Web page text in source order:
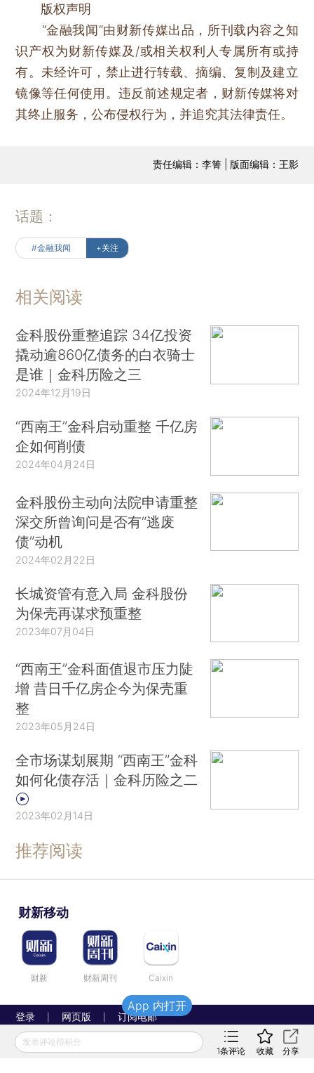
版权声明
“金融我闻”由财新传媒出品，所刊载内容之知
识产权为财新传媒及/或相关权利人专属所有或持
有。未经许可，禁止进行转载、摘编、复制及建立
镜像等任何使用。违反前述规定者，财新传媒将对
其终止服务，公布侵权行为，并追究其法律责任。
责任编辑：李箐 | 版面编辑：王影
话题：
#金融我闻 +关注
相关阅读
金科股份重整追踪 34亿投资
撬动逾860亿债务的白衣骑士
是谁｜金科历险之三
2024年12月19日
“西南王”金科启动重整 千亿房
企如何削债
2024年04月24日
金科股份主动向法院申请重整
深交所曾询问是否有“逃废
债”动机
2024年02月22日
长城资管有意入局 金科股份
为保壳再谋求预重整
2023年07月04日
“西南王”金科面值退市压力陡
增 昔日千亿房企今为保壳重
整
2023年05月24日
全市场谋划展期 “西南王”金科
如何化债存活｜金科历险之二
2023年02月14日
推荐阅读
财新移动
财新 财新周刊 Caixin
登录 网页版 订阅电邮
Copyright 财新网 All Rights Reserved
发表评论得积分
1条评论 收藏 分享
App 内打开